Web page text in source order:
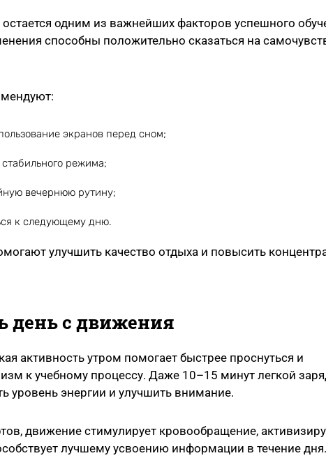
одним из важнейших факторов успешного
способны положительно сказаться на
экранов перед сном;
режима;
вечернюю рутину;
к следующему дню.
улучшить качество отдыха и повысить
день с движения
активность утром помогает быстрее проснуться и
к учебному процессу. Даже 10–15 минут легкой
уровень энергии и улучшить внимание.
движение стимулирует кровообращение,
лучшему усвоению информации в течение дня.